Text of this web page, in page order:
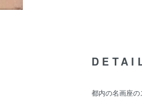
都内の名画座の